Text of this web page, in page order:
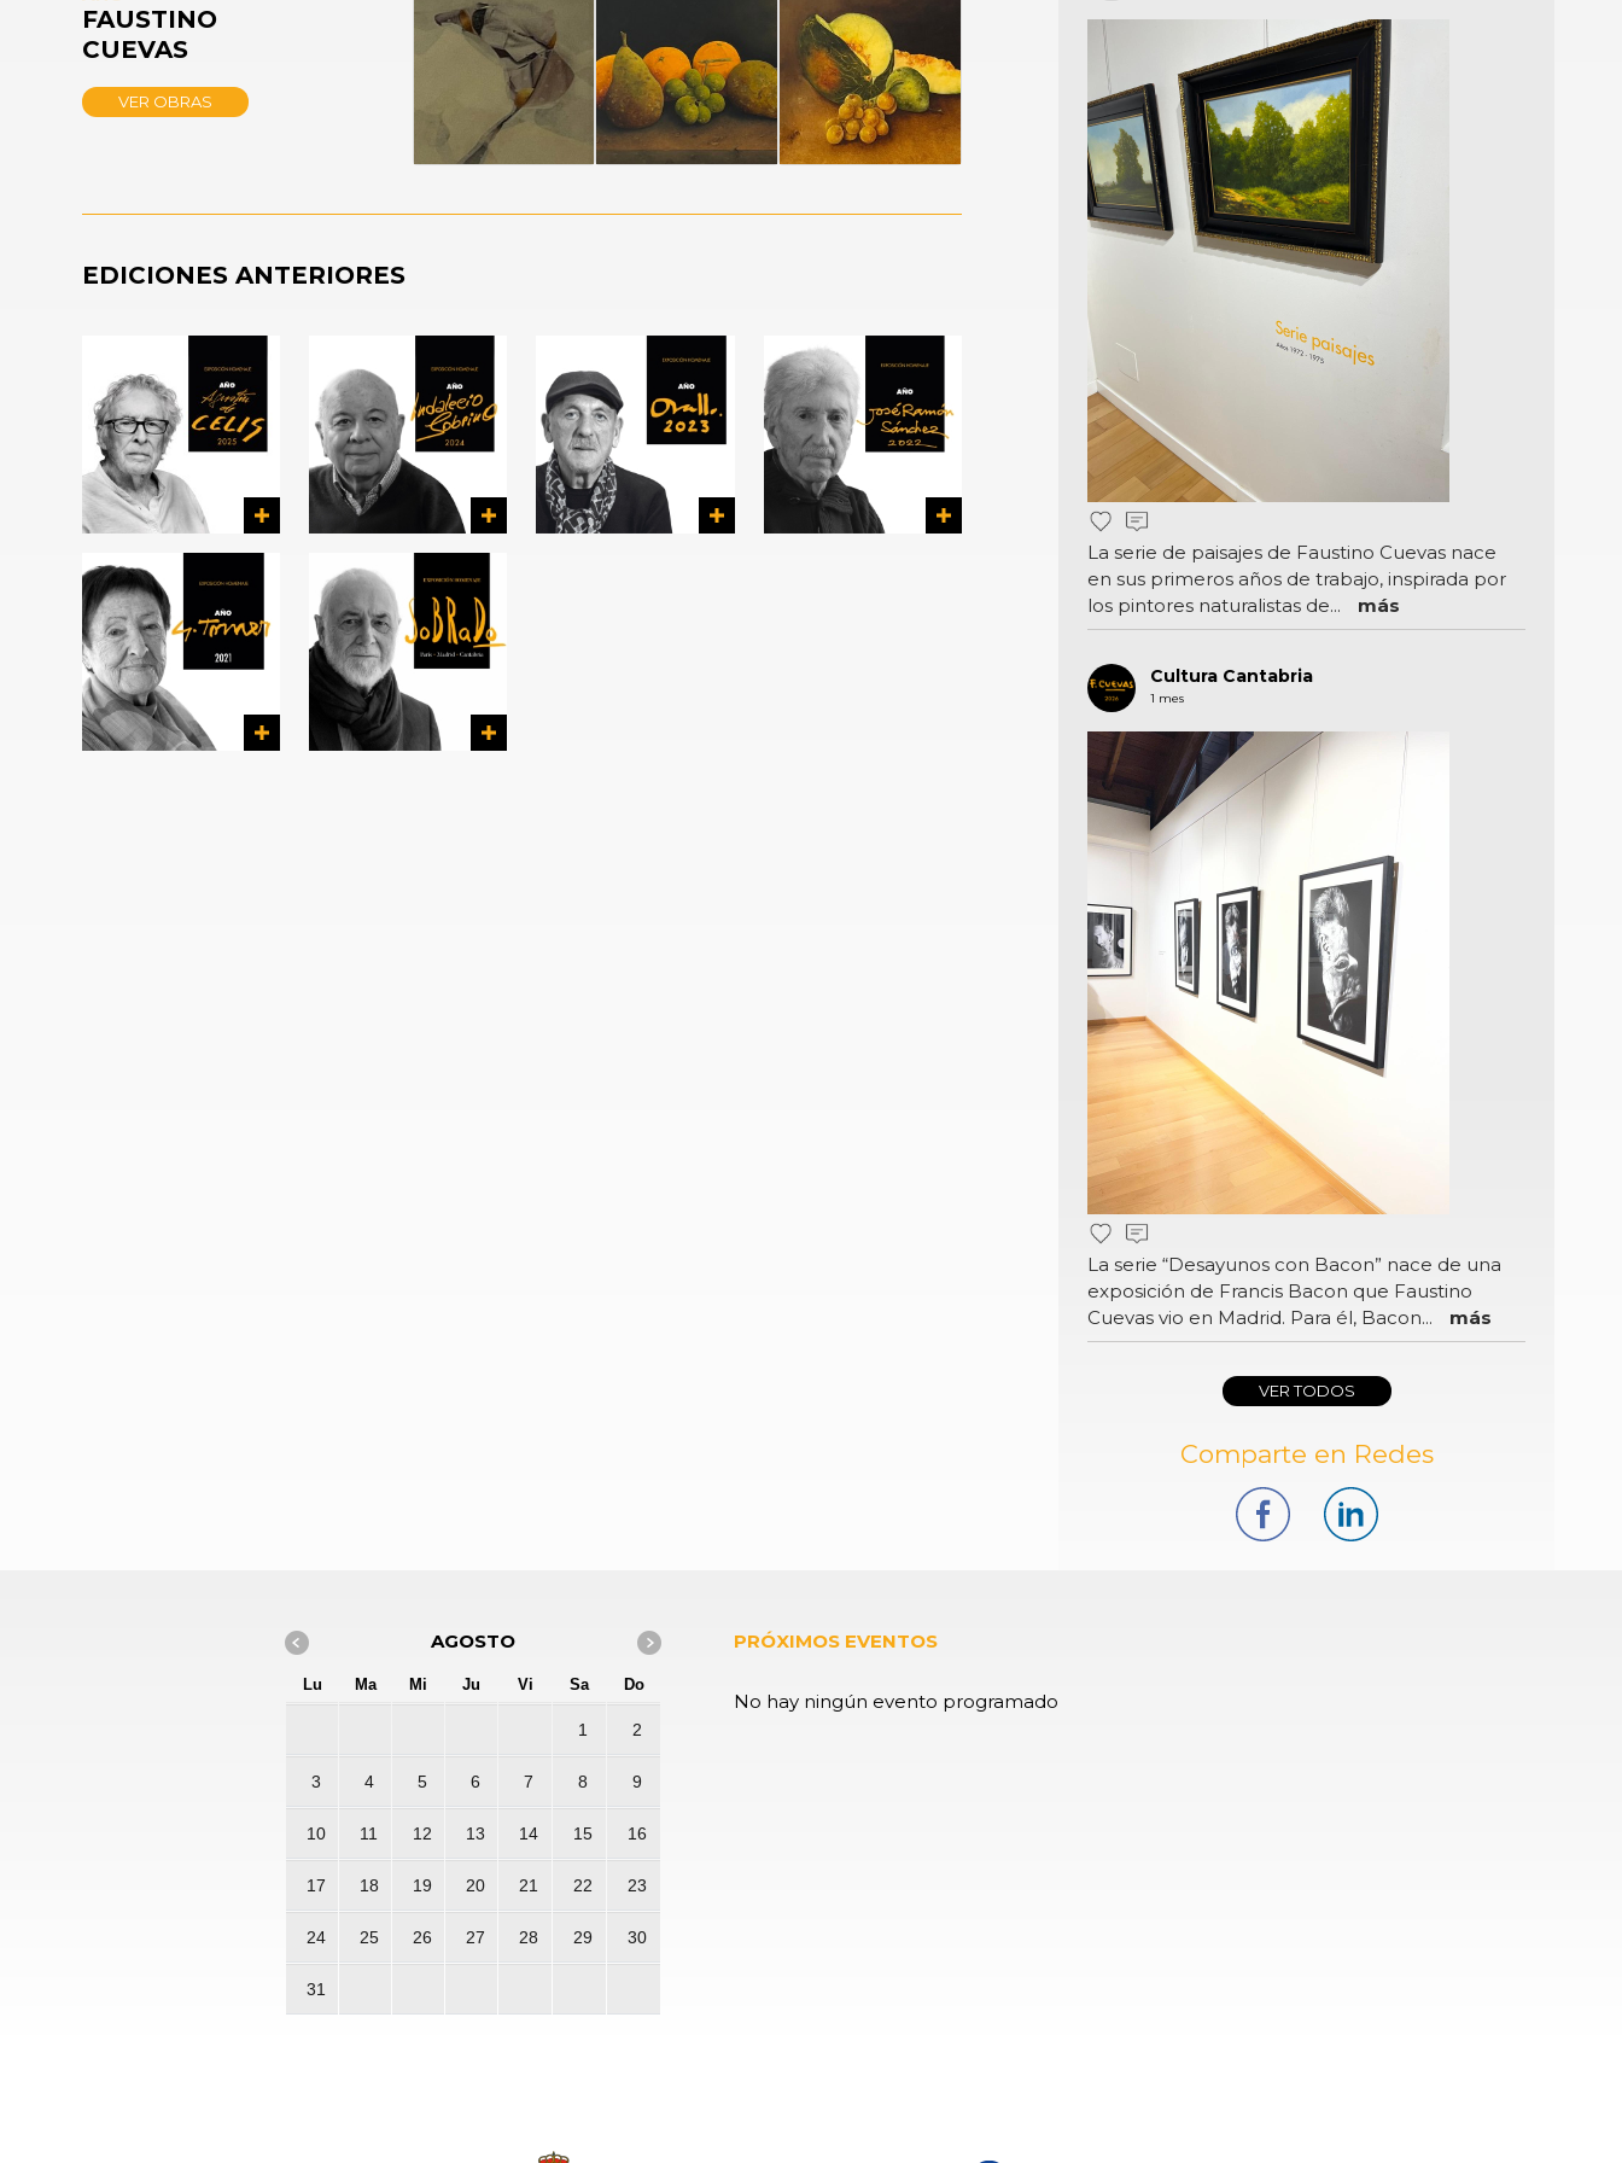
12
minutes,
45
90%
FAUSTINO
CUEVAS
VER OBRAS
EDICIONES ANTERIORES
La serie de paisajes de Faustino Cuevas nace
en sus primeros años de trabajo, inspirada por
los pintores naturalistas de...
más
Cultura Cantabria
1 mes
La serie “Desayunos con Bacon” nace de una
exposición de Francis Bacon que Faustino
Cuevas vio en Madrid. Para él, Bacon...
más
VER TODOS
Comparte en Redes
AGOSTO
Lu Ma Mi Ju Vi Sa Do
1 2
3 4 5 6 7 8 9
10 11 12 13 14 15 16
17 18 19 20 21 22 23
24 25 26 27 28 29 30
31
PRÓXIMOS EVENTOS
No hay ningún evento programado